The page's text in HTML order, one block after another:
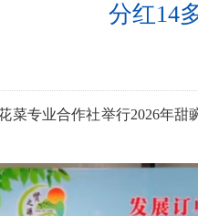
分红14
菜专业合作社举行2026年